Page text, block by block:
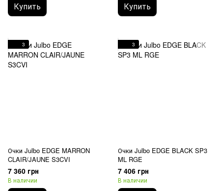
Купить Купить
3
Очки Julbo EDGE MARRON
CLAIR/JAUNE S3CVI
7 360 грн
В наличии
3
Очки Julbo EDGE BLACK SP3
ML RGE
7 406 грн
В наличии